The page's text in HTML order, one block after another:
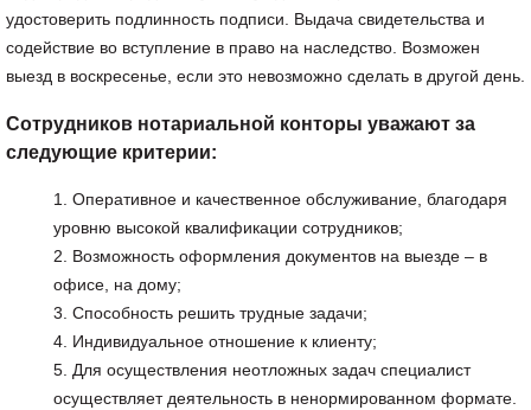
удостоверить подлинность подписи. Выдача свидетельства и
содействие во вступление в право на наследство. Возможен
выезд в воскресенье, если это невозможно сделать в другой день.
Сотрудников нотариальной конторы уважают за
следующие критерии:
Оперативное и качественное обслуживание, благодаря
уровню высокой квалификации сотрудников;
Возможность оформления документов на выезде – в
офисе, на дому;
Способность решить трудные задачи;
Индивидуальное отношение к клиенту;
Для осуществления неотложных задач специалист
осуществляет деятельность в ненормированном формате.